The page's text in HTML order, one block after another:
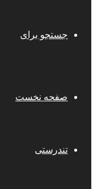
جستجو برای
صفحه نخست
تندرستی